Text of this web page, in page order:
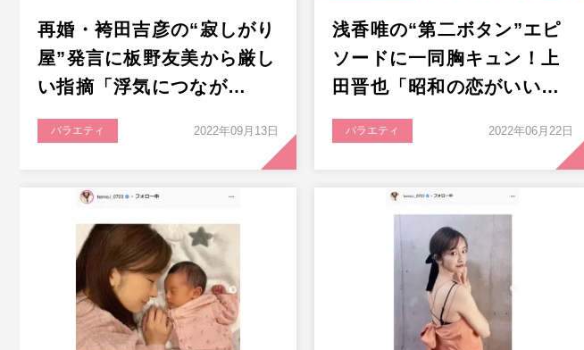
再婚・袴田吉彦の“寂しがり
屋”発言に板野友美から厳し
い指摘「浮気につなが…
バラエティ 2022年09月13日
浅香唯の“第二ボタン”エピ
ソードに一同胸キュン！上
田晋也「昭和の恋がいい…
バラエティ 2022年06月22日